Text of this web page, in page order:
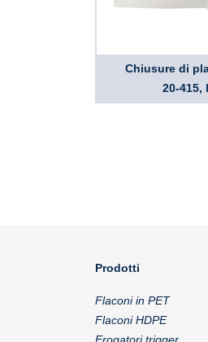
Chiusure di
20-415,
Prodotti
Flaconi in PET
Flaconi HDPE